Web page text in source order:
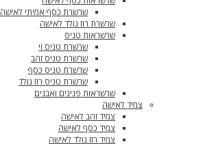
שרשרת כסף אמיתי לאישה
שרשרת רוז גולד לאישה
שרשראות טניס
שרשרת טניס וי
שרשרת טניס זהב
שרשרת טניס כסף
שרשרת טניס רוז גולד
שרשראות פנינים ואבנים
צמיד לאישה
צמיד זהב לאישה
צמיד כסף לאישה
צמיד רוז גולד לאישה